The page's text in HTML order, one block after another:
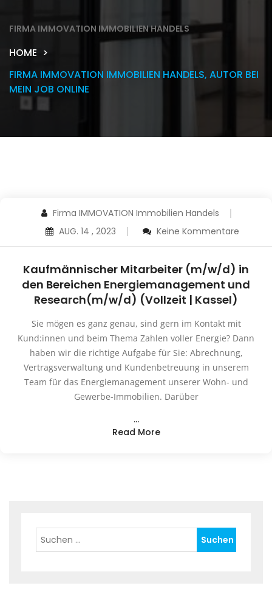
FIRMA IMMOVATION IMMOBILIEN HANDELS
HOME
FIRMA IMMOVATION IMMOBILIEN HANDELS, AUTOR BEI
MEIN JOB ONLINE
Firma IMMOVATION Immobilien Handels
AUG. 14 , 2023
Keine Kommentare
Kaufmännischer Mitarbeiter (m/w/d) in
den Bereichen Energiemanagement und
Research(m/w/d) (Vollzeit | Kassel)
Sie mögen es ganz genau, sind gern im Kontakt mit
Kund:innen und beim Thema Zahlen voller Energie? Dann
haben wir die richtige Aufgabe für Sie: Abrechnung,
Vertragsverwaltung und Kundenbetreuung in unserem
Team für das Energiemanagement unserer Wohn- und
Gewerbe-Immobilien. Darüber
…
Read More